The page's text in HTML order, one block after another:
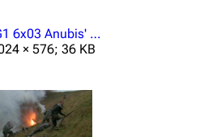
SG1 6x03 Anubis' Jaffa.JPG
× 576; 36 KB